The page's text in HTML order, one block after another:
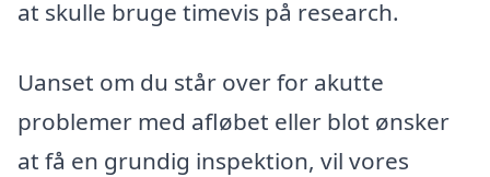
at skulle bruge timevis på research.
Uanset om du står over for akutte
problemer med afløbet eller blot ønsker
at få en grundig inspektion, vil vores